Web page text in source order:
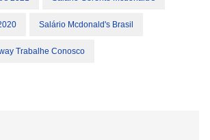
Salário Mcdonald's Brasil
Trabalhe Conosco